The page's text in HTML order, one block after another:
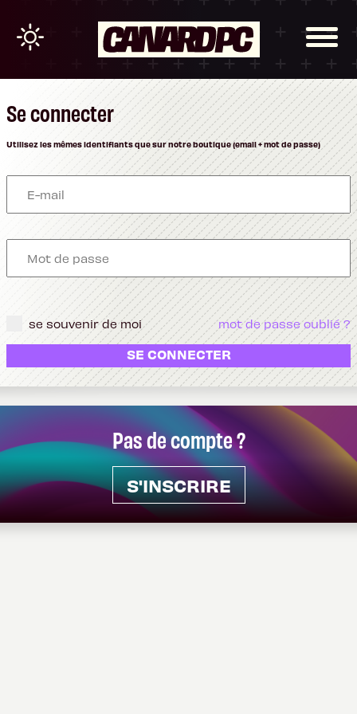
Pas de compte ?
S'INSCRIRE
Se connecter
Utilisez les mêmes identifiants que sur notre boutique (email + mot de passe)
se souvenir de moi mot de passe oublié ?
SE CONNECTER